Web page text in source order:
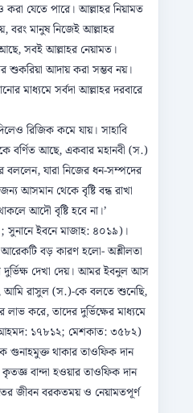
করা যেতে পারে। আল্লাহর নিয়ামত
বরং মানুষ নিজেই আল্লাহর
সবই আল্লাহর নেয়ামত।
শুকরিয়া আদায় করা সম্ভব নয়।
মাধ্যমে সর্বদা আল্লাহর দরবারে
রিজিক কমে যায়। সাহাবি
বর্ণিত আছে, একবার মহানবী (স.)
যারা নিজের ধন-সম্পদের
আসমান থেকে বৃষ্টি বন্ধ রাখা
আদৌ বৃষ্টি হবে না।’
ইবনে মাজাহ: ৪০১৯)।
আরেকটি বড় কারণ হলো- অশ্লীলতা
দুর্ভিক্ষ দেখা দেয়। আমর ইবনুল আস
আমি রাসুল (স.)-কে বলতে শুনেছি,
লাভ করে, তাদের দুর্ভিক্ষের মাধ্যমে
আহমদ: ১৭৮১২; মেশকাত: ৩৫৮২)
গুনাহমুক্ত থাকার তাওফিক দান
বান্দা হওয়ার তাওফিক দান
জীবন বরকতময় ও নেয়ামতপূর্ণ